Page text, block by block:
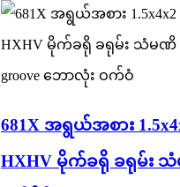
681X အရွယ်အစား
HXHV မိုက်ခရို ခရုမ်း